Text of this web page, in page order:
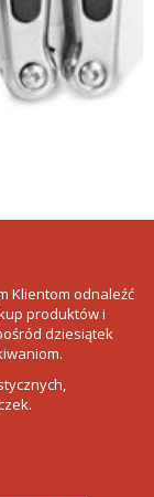
Klientom odnaleźć
produktów i
dziesiątek